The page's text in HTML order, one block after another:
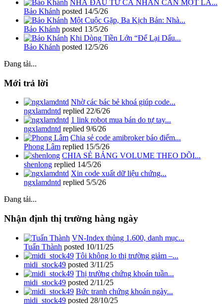
NHÀ ĐẦU TƯ CÁ NHÂN CẦN MỘT LA...
Bảo Khánh posted 14/5/26
Một Cuộc Gặp, Ba Kịch Bản: Nhà...
Bảo Khánh posted 13/5/26
Khi Dòng Tiền Lớn “Để Lại Dấu...
Bảo Khánh posted 12/5/26
Đang tải...
Mới trả lời
Nhờ các bác bẻ khoá giúp code...
ngxlamdntd replied 22/6/26
1 link robot mua bán do tự tay...
ngxlamdntd replied 9/6/26
Chia sẻ code amibroker báo điểm...
Phong Lâm replied 15/5/26
CHIA SẺ BẢNG VOLUME THEO DÕI...
shenlong replied 14/5/26
Xin code xuất dữ liệu chứng...
ngxlamdntd replied 5/5/26
Đang tải...
Nhận định thị trường hàng ngày
VN-Index thủng 1.600, danh mục...
Tuấn Thành posted 10/11/25
Tôi không lo thị trường giảm –...
midi_stock49 posted 3/11/25
Thị trường chứng khoán tuần...
midi_stock49 posted 2/11/25
Bức tranh chứng khoán ngày...
midi_stock49 posted 28/10/25